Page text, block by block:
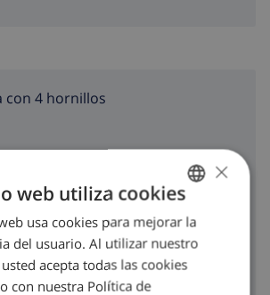
con 4 hornillos
SPANISH
DUTCH
FRENCH
×
web utiliza cookies
usa cookies para mejorar la
del usuario. Al utilizar nuestro
acepta todas las cookies
con nuestra Política de